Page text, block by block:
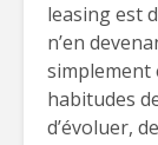
leasing est
n’en
simplement
habitudes
d’évoluer,